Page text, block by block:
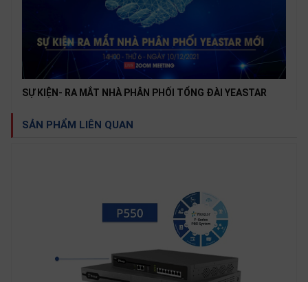
SỰ KIỆN- RA MẮT NHÀ PHÂN PHỐI TỔNG ĐÀI YEASTAR
SẢN PHẨM LIÊN QUAN